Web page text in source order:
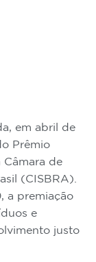
em abril de
Prêmio
de
(CISBRA).
a premiação
e
justo